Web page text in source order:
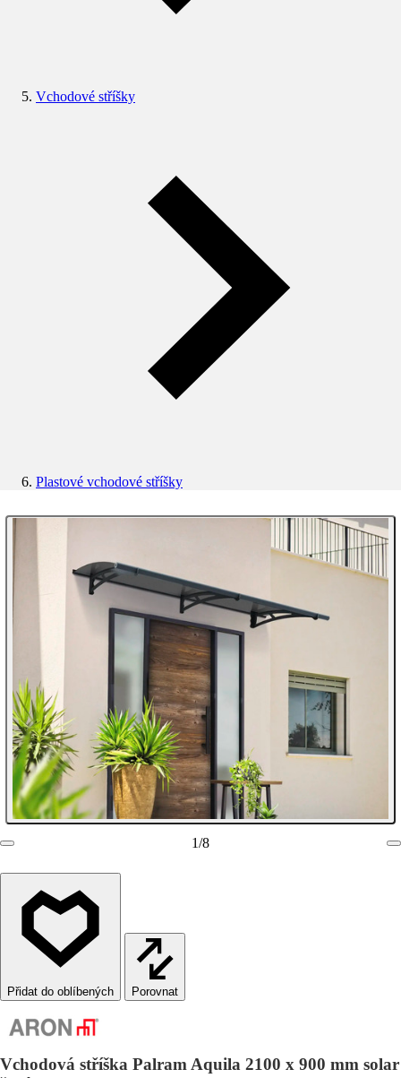
Vchodové stříšky
Plastové vchodové stříšky
1/8
Porovnat
Vchodová stříška Palram Aquila 2100 x 900 mm solar